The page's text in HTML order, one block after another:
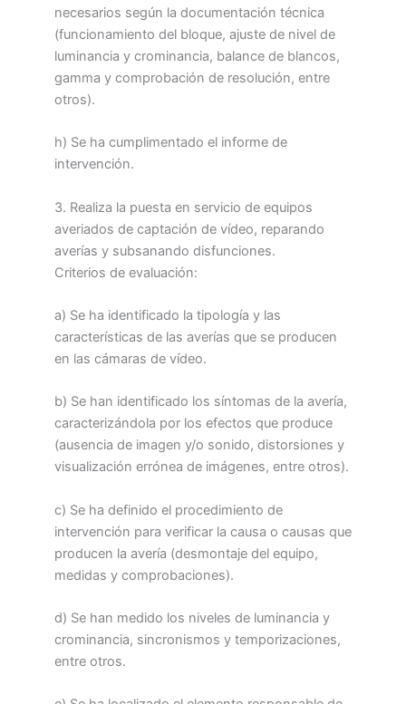
necesarios según la documentación técnica
(funcionamiento del bloque, ajuste de nivel de
luminancia y crominancia, balance de blancos,
gamma y comprobación de resolución, entre
otros).
h) Se ha cumplimentado el informe de
intervención.
3. Realiza la puesta en servicio de equipos
averiados de captación de vídeo, reparando
averías y subsanando disfunciones.
Criterios de evaluación:
a) Se ha identificado la tipología y las
características de las averías que se producen
en las cámaras de vídeo.
b) Se han identificado los síntomas de la avería,
caracterizándola por los efectos que produce
(ausencia de imagen y/o sonido, distorsiones y
visualización errónea de imágenes, entre otros).
c) Se ha definido el procedimiento de
intervención para verificar la causa o causas que
producen la avería (desmontaje del equipo,
medidas y comprobaciones).
d) Se han medido los niveles de luminancia y
crominancia, sincronismos y temporizaciones,
entre otros.